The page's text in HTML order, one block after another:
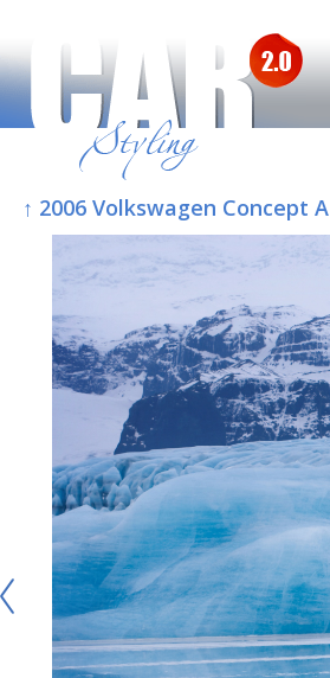
↑ 2006 Volkswagen Concept A